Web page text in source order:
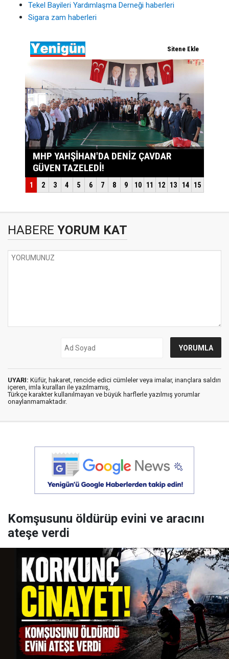
Tekel Bayileri Yardımlaşma Derneği haberleri
Sigara zam haberleri
HABERE YORUM KAT
UYARI: Küfür, hakaret, rencide edici cümleler veya imalar, inançlara saldırı
içeren, imla kuralları ile yazılmamış,
Türkçe karakter kullanılmayan ve büyük harflerle yazılmış yorumlar
onaylanmamaktadır.
Komşusunu öldürüp evini ve aracını
ateşe verdi